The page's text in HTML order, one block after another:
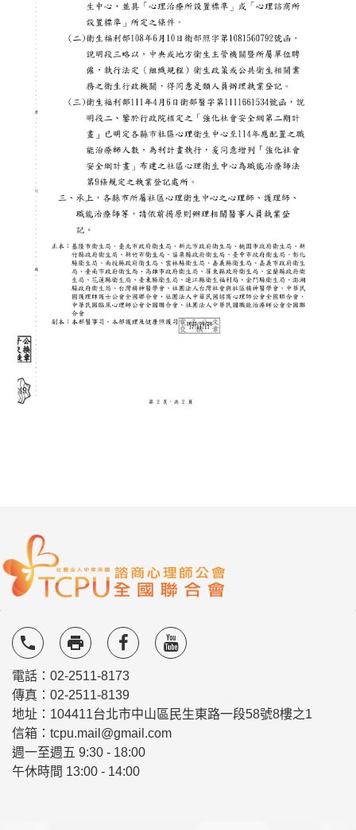
local_phone local_printshop
電話：02-2511-8173
傳真：02-2511-8139
地址：104411台北市中山區民生東路一段58號8樓之1
信箱：tcpu.mail@gmail.com
週一至週五 9:30 - 18:00
午休時間 13:00 - 14:00